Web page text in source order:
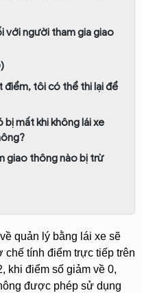
với người tham gia giao
điểm, tôi có thể thi lại để
mất khi không lái xe
giao thông nào bị trừ
quản lý bằng lái xe sẽ
tính điểm trực tiếp trên
khi điểm số giảm về 0,
được phép sử dụng